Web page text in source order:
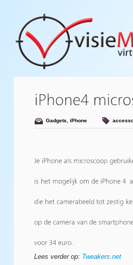
Gadgets iPhone
Lees verder op: Tweakers.net